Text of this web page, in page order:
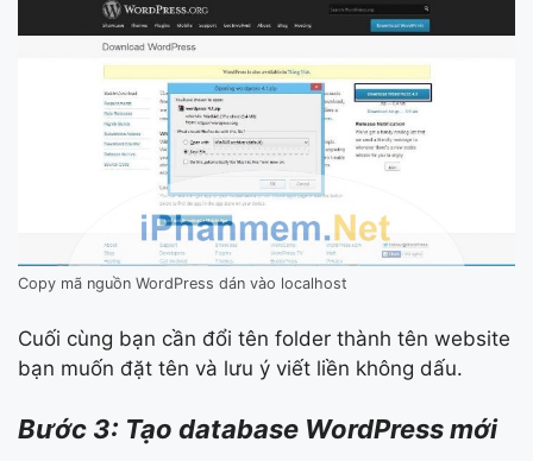
Copy mã nguồn WordPress dán vào localhost
Cuối cùng bạn cần đổi tên folder thành tên website
bạn muốn đặt tên và lưu ý viết liền không dấu.
Bước 3: Tạo database WordPress mới